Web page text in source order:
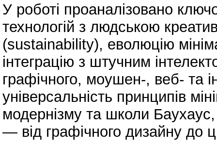
У роботі проаналізовано
технологій з людською
(sustainability), еволюцію
інтеграцію з штучним
графічного, моушен-, веб- та
універсальність принципів
модернізму та школи
— від графічного дизайну до